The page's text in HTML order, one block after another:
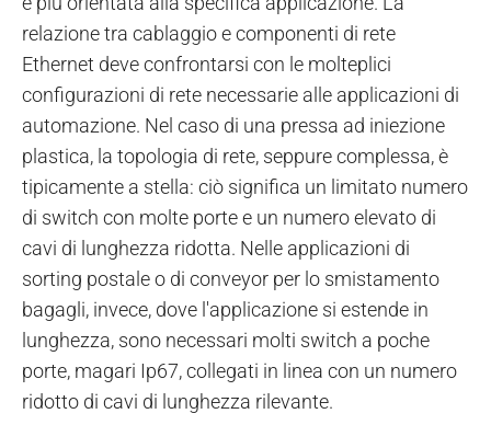
relazione tra cablaggio e componenti di rete
Ethernet deve confrontarsi con le molteplici
configurazioni di rete necessarie alle applicazioni di
automazione. Nel caso di una pressa ad iniezione
plastica, la topologia di rete, seppure complessa, è
tipicamente a stella: ciò significa un limitato numero
di switch con molte porte e un numero elevato di
cavi di lunghezza ridotta. Nelle applicazioni di
sorting postale o di conveyor per lo smistamento
bagagli, invece, dove l'applicazione si estende in
lunghezza, sono necessari molti switch a poche
porte, magari Ip67, collegati in linea con un numero
ridotto di cavi di lunghezza rilevante.